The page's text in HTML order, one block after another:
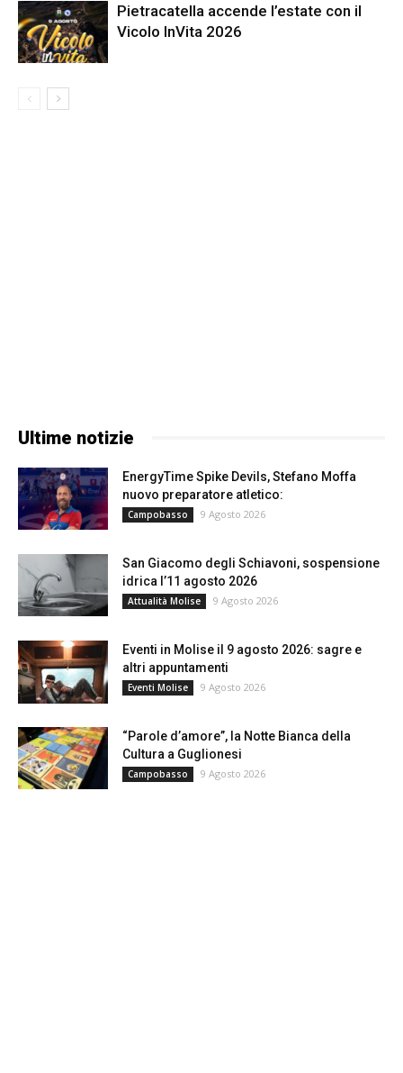
Pietracatella accende l’estate con il
Vicolo InVita 2026
Ultime notizie
EnergyTime Spike Devils, Stefano Moffa
nuovo preparatore atletico:
Campobasso 9 Agosto 2026
San Giacomo degli Schiavoni, sospensione
idrica l’11 agosto 2026
Attualità Molise 9 Agosto 2026
Eventi in Molise il 9 agosto 2026: sagre e
altri appuntamenti
Eventi Molise 9 Agosto 2026
“Parole d’amore”, la Notte Bianca della
Cultura a Guglionesi
Campobasso 9 Agosto 2026